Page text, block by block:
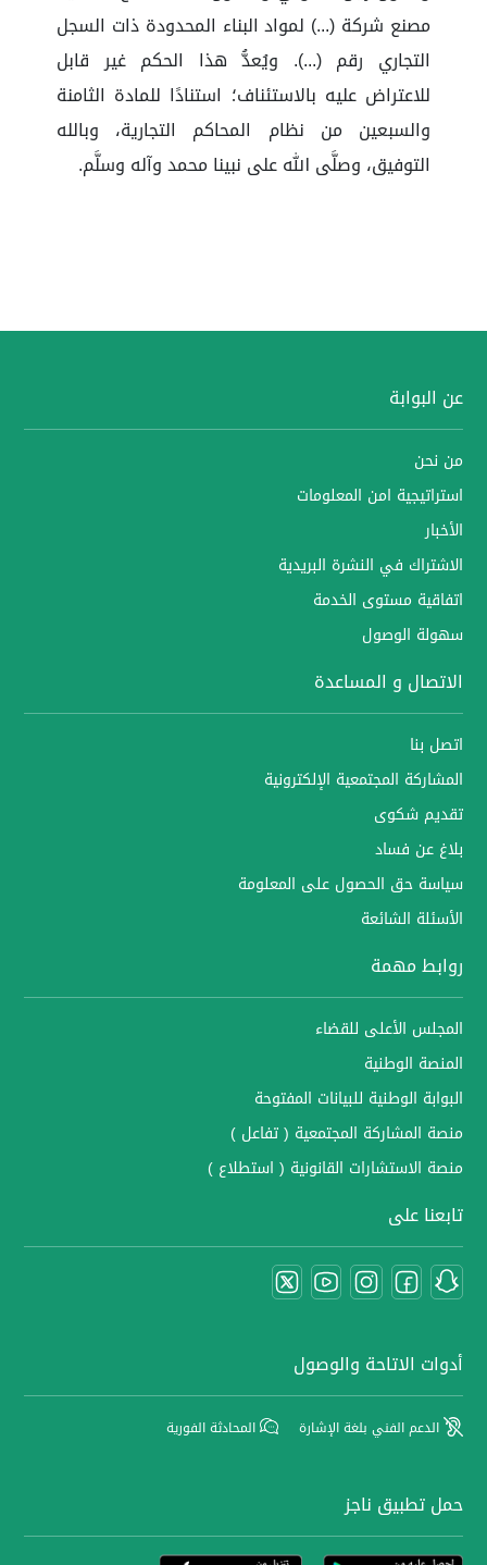
مصنع شركة (...) لمواد البناء المحدودة ذات السجل
التجاري رقم (...). ويُعدُّ هذا الحكم غير قابل
للاعتراض عليه بالاستئناف؛ استنادًا للمادة الثامنة
والسبعين من نظام المحاكم التجارية، وبالله
التوفيق، وصلَّى الله على نبينا محمد وآله وسلَّم.
عن البوابة
من نحن
استراتيجية امن المعلومات
الأخبار
الاشتراك في النشرة البريدية
اتفاقية مستوى الخدمة
سهولة الوصول
الاتصال و المساعدة
اتصل بنا
المشاركة المجتمعية الإلكترونية
تقديم شكوى
بلاغ عن فساد
سياسة حق الحصول على المعلومة
الأسئلة الشائعة
روابط مهمة
المجلس الأعلى للقضاء
المنصة الوطنية
البوابة الوطنية للبيانات المفتوحة
منصة المشاركة المجتمعية ( تفاعل )
منصة الاستشارات القانونية ( استطلاع )
تابعنا على
أدوات الاتاحة والوصول
الدعم الفني بلغة الإشارة المحادثة الفورية
حمل تطبيق ناجز